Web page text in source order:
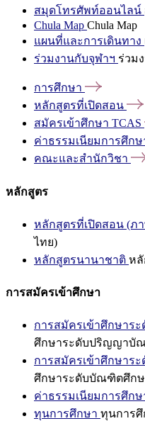
สมุดโทรศัพท์ออนไลน์
Chula Map Chula Map
แผนที่และการเดินทาง
ร่วมงานกับจุฬาฯ ร่วม
การศึกษา
หลักสูตรที่เปิดสอน
สมัครเข้าศึกษา TCAS
ค่าธรรมเนียมการศึกษ
คณะและสำนักวิชา
หลักสูตร
หลักสูตรที่เปิดสอน (ภ
ไทย)
หลักสูตรนานาชาติ หลั
การสมัครเข้าศึกษา
การสมัครเข้าศึกษา
ศึกษาระดับปริญญาบั
การสมัครเข้าศึกษาร
ศึกษาระดับบัณฑิตศึก
ค่าธรรมเนียมการศึกษ
ทุนการศึกษา ทุนการศึ